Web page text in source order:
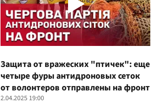
Защита от вражеских "птичек": еще
четыре фуры антидроновых сеток
от волонтеров отправлены на фронт
2.04.2025 19:00